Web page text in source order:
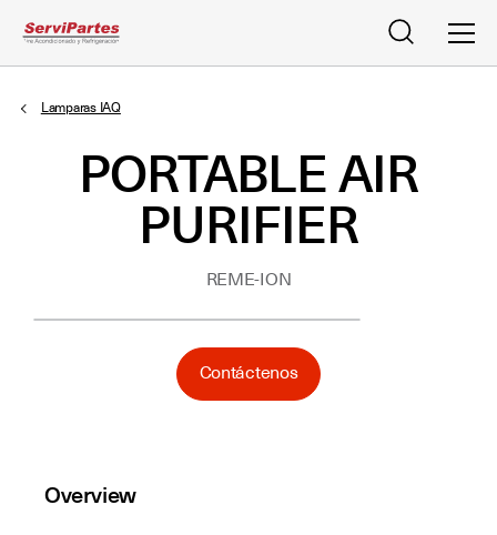
Buscar
Lamparas IAQ
PORTABLE AIR
PURIFIER
REME-ION
Contáctenos
Overview